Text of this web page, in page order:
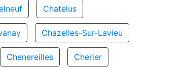
Chatelus
Chazelles-Sur-Lavieu
Chenereilles Cherier